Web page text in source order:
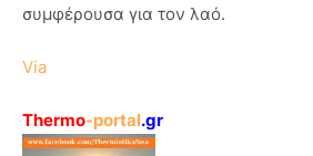
συμφέρουσα για τον λαό.
Via
Thermo-portal.gr